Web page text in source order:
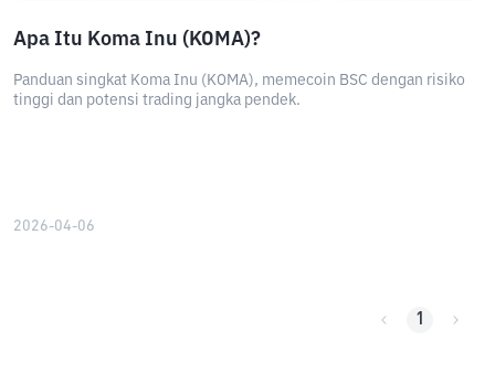
Apa Itu Koma Inu (KOMA)?
Panduan singkat Koma Inu (KOMA), memecoin BSC dengan risiko
tinggi dan potensi trading jangka pendek.
2026-04-06
1